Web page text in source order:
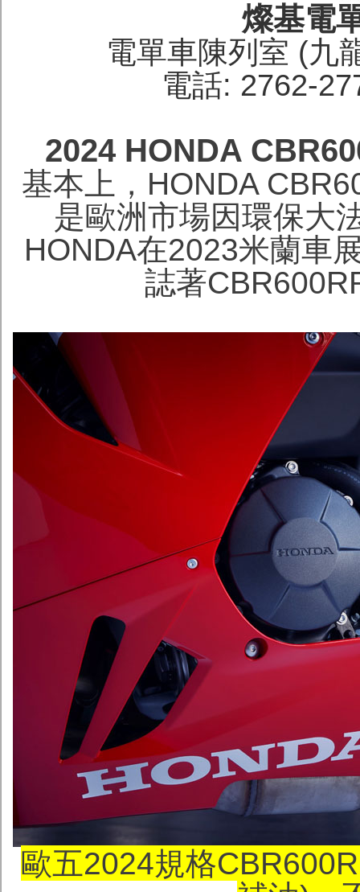
燦基電
電單車陳列室 (九
電話: 2762-
2024 HONDA
基本上，HONDA
是歐洲市場因環保大
HONDA在2023米蘭車
誌著
歐五2024規格